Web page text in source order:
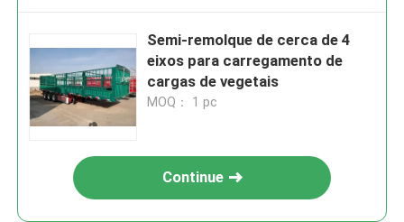
Semi-remolque de cerca de 4
eixos para carregamento de
cargas de vegetais
MOQ： 1 pc
Continue